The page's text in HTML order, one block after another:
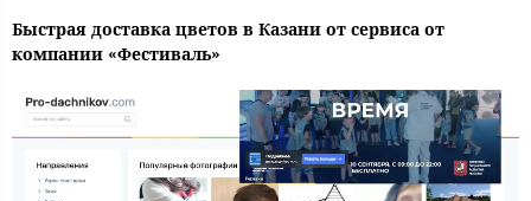
Быстрая доставка цветов в Казани от сервиса от
компании «Фестиваль»